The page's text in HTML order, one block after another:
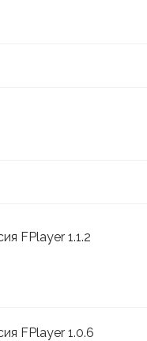
FPlayer 1.1.2
FPlayer 1.0.6